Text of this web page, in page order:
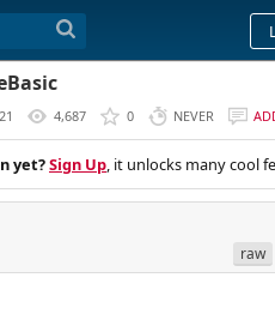
4,687 0 NEVER
yet?Sign Up, it unlocks many cool
raw